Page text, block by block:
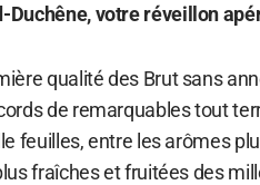
Duchêne, votre réveillon
qualité des Brut sans
de remarquables tout
feuilles, entre les arômes
fraîches et fruitées des